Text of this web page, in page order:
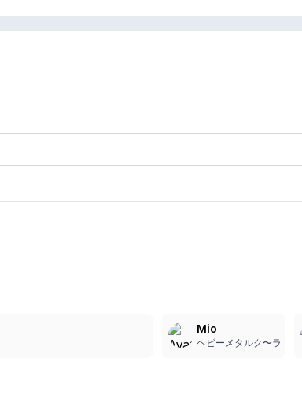
Mio
ヘビーメタルク〜ラ